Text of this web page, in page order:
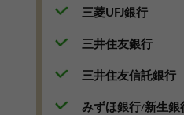
三菱UFJ銀行
三井住友銀行
三井住友信託銀行
みずほ銀行/新生銀